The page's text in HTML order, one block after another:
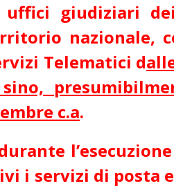
giudiziari
nazionale,
Telematici d
c.a.
i servizi di posta